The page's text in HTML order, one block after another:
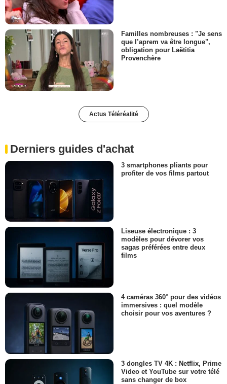
Familles nombreuses : "Je sens
que l’aprem va être longue",
obligation pour Laëtitia
Provenchère
Actus Téléréalité
Derniers guides d'achat
3 smartphones pliants pour
profiter de vos films partout
Liseuse électronique : 3
modèles pour dévorer vos
sagas préférées entre deux
films
4 caméras 360° pour des vidéos
immersives : quel modèle
choisir pour vos aventures ?
3 dongles TV 4K : Netflix, Prime
Video et YouTube sur votre télé
sans changer de box